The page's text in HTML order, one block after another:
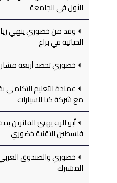
الأول في الجامعة
وفد من خضوري ينهي
الحياتية في براغ
خضوري تحصد أربعة
عمادة التعليم
مع شركة كيا للسيارات
أبو الرب يهنئ
فلسطين التقنية خضوري
خضوري والصندوق العربي
المشترك